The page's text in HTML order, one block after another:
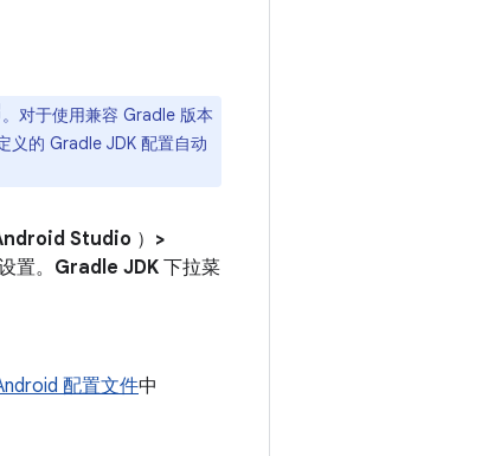
。对于使用兼容 Gradle 版本
义的 Gradle JDK 配置自动
Studio ） >
置。 Gradle JDK 下拉菜
配置文件中